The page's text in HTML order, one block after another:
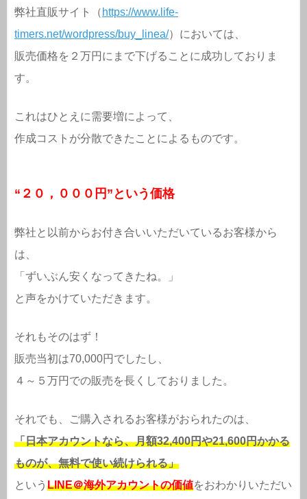
弊社直販サイト（ https://www.life-
timers.net/wordpress/buy_linea/）においては、
販売価格を２万円にまで下げることに成功しておりま
す。
これはひとえに需要増によって、
作成コストが分散できたことによるものです。
“２０，０００円”という価格
弊社と以前からお付き合いいただいているお客様から
は、
「ずいぶん安くなってきたね。」
と声をかけていただきます。
それもそのはず！
販売当初は70,000円でしたし、
４～５万円での販売を長くしておりました。
それでも、ご購入されるお客様がおられたのは、
「日本アカウントなら、月額32,400円や21,600円かかる
ものが、無料で使い続けられる」
という LINE＠海外アカウントの価値をおわかりいただい